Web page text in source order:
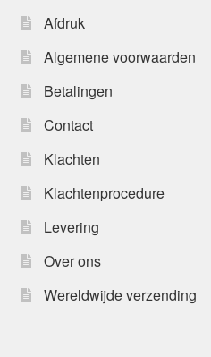
Afdruk
Algemene voorwaarden
Betalingen
Contact
Klachten
Klachtenprocedure
Levering
Over ons
Wereldwijde verzending